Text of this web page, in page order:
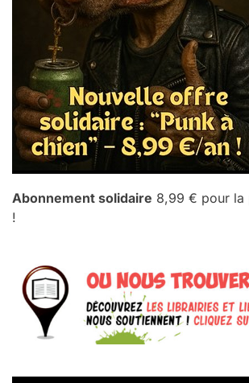
Abonnement solidaire 8,99 € pour la
!